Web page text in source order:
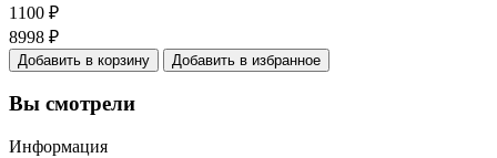
1100 ₽
8998 ₽
Добавить в корзину Добавить в избранное
Вы смотрели
Информация